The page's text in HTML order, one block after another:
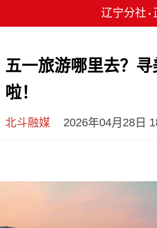
辽宁分社 •
五一旅游哪里去？
啦！
北斗融媒 2026年04月28日